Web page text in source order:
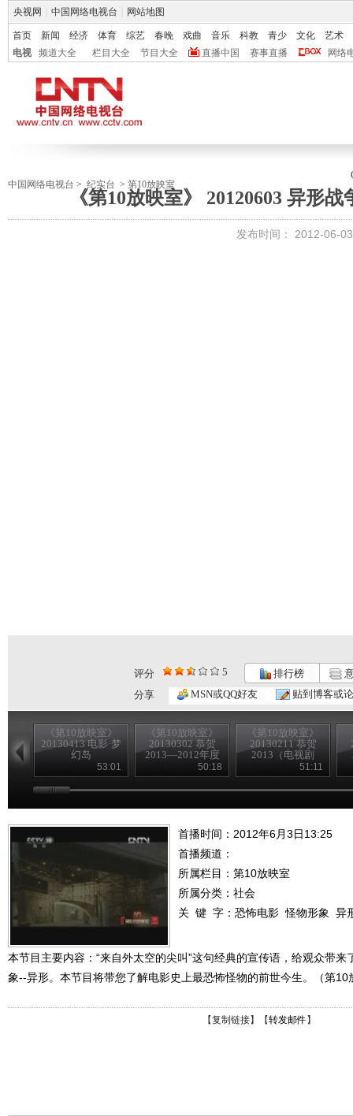
央视网 中国网络电视台 网站地图
首页 新闻 经济 体育 综艺 春晚 戏曲 音乐 科教 青少 文化
艺术
电视
频道大全 栏目大全 节目大全 直播中国 赛事直播 网络
中国网络电视台 > 纪实台 > 第10放映室
《第10放映室》 20120603 异形
发布时间： 2012-06-
评分 5 排行榜
分享
MSN或QQ好友 贴到博客或
《第10放映室》
20130413 电影·梦
幻岛
53:01
《第10放映室》
20130302 恭贺
2013—2012年度
电影回顾（夏季
篇）
50:18
《第10放映室》
20130211 恭贺
2013（电视剧
版）今夕往昔
——古装篇
51:11
首播时间：2012年6月3日13:25
首播频道：
所属栏目： 第10放映室
所属分类：社会
关 键 字： 恐怖电影 怪物形象 异
本节目主要内容：“来自外太空的尖叫”这句经典的宣传语，给观众带
象--异形。本节目将带您了解电影史上最恐怖怪物的前世今生。（第
【复制链接】【转发邮件 】